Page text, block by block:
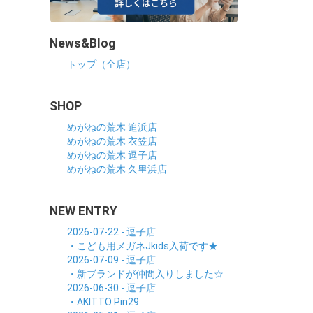
News&Blog
トップ（全店）
SHOP
めがねの荒木 追浜店
めがねの荒木 衣笠店
めがねの荒木 逗子店
めがねの荒木 久里浜店
NEW ENTRY
2026-07-22 - 逗子店
・こども用メガネJkids入荷です★
2026-07-09 - 逗子店
・新ブランドが仲間入りしました☆
2026-06-30 - 逗子店
・AKITTO Pin29